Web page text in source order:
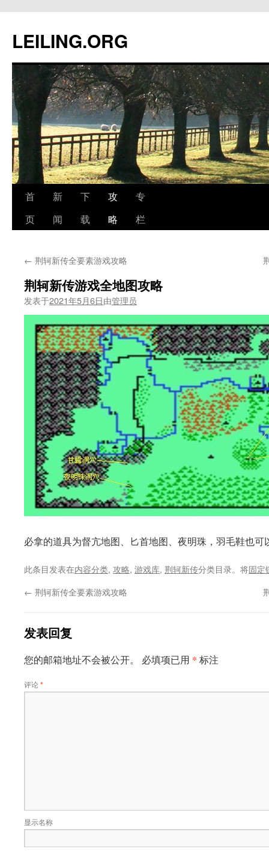
文
LEILING.ORG
首
页
新
闻
下
载
攻
略
专
栏
← 荆轲新传全要素游戏攻略
荆轲新传游戏全地图攻略
发表于2021年5月6日由管理员
必拿的道具为督亢地图、匕首地图、夜明珠，羽毛鞋也
此条目发表在内容分类, 攻略, 游戏库, 荆轲新传分类目录。将固定
← 荆轲新传全要素游戏攻略
发表回复
您的邮箱地址不会被公开。 必填项已用 * 标注
评论*
显示名称